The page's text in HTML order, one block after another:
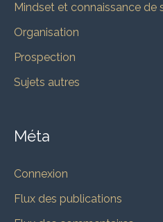
Mindset et connaissance de
Organisation
Prospection
Sujets autres
Méta
Connexion
Flux des publications